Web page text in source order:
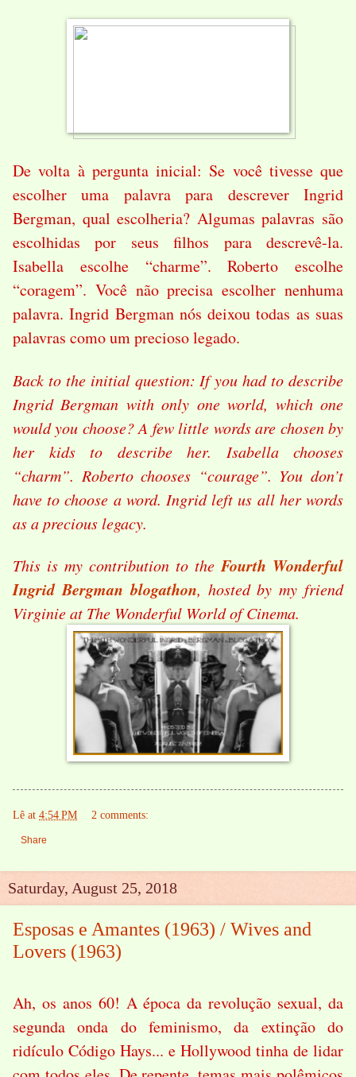
De volta à pergunta inicial: Se você tivesse que
escolher uma palavra para descrever Ingrid
Bergman, qual escolheria? Algumas palavras são
escolhidas por seus filhos para descrevê-la.
Isabella escolhe “charme”. Roberto escolhe
“coragem”. Você não precisa escolher nenhuma
palavra. Ingrid Bergman nós deixou todas as suas
palavras como um precioso legado.
Back to the initial question: If you had to describe
Ingrid Bergman with only one world, which one
would you choose? A few little words are chosen by
her kids to describe her. Isabella chooses
“charm”. Roberto chooses “courage”. You don’t
have to choose a word. Ingrid left us all her words
as a precious legacy.
This is my contribution to the Fourth Wonderful
Ingrid Bergman blogathon, hosted by my friend
Virginie at The Wonderful World of Cinema.
Lê at 4:54 PM 2 comments:
Share
Saturday, August 25, 2018
Esposas e Amantes (1963) / Wives and
Lovers (1963)
Ah, os anos 60! A época da revolução sexual, da
segunda onda do feminismo, da extinção do
ridículo Código Hays... e Hollywood tinha de lidar